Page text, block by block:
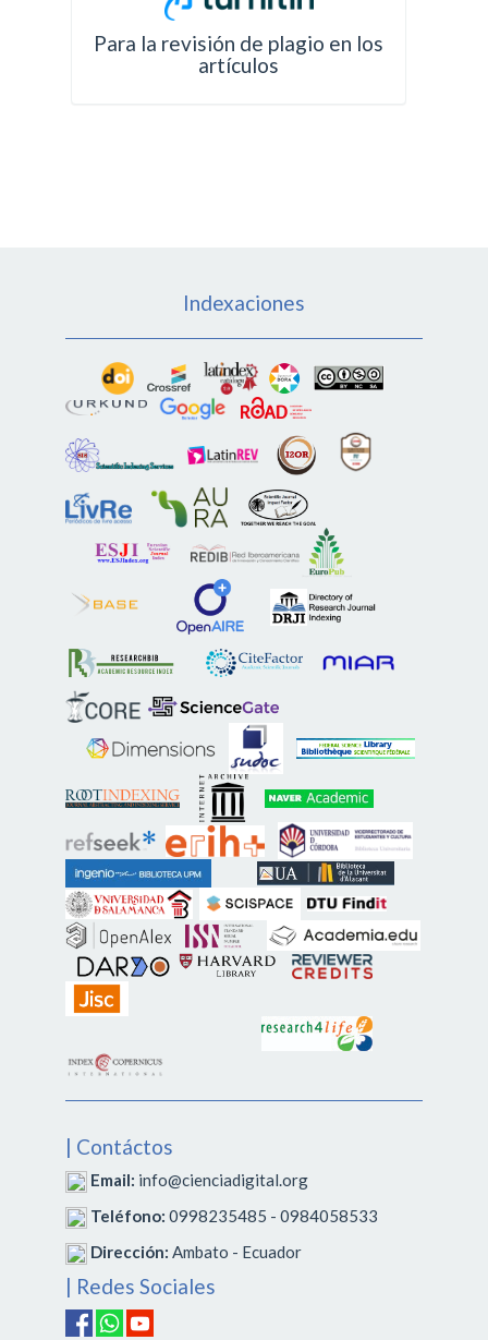
Para la revisión de plagio en los
artículos
Indexaciones
| Contáctos
Email: info@cienciadigital.org
Teléfono: 0998235485 - 0984058533
Dirección: Ambato - Ecuador
| Redes Sociales